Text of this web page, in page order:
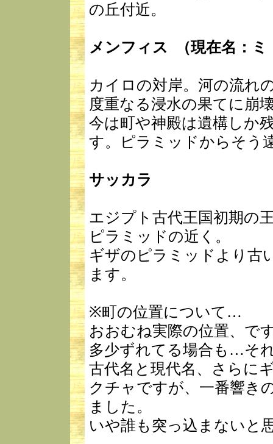
の丘付近。
メンフィス （現在名：
カイロの対岸。河の流れ
度重なる浸水の果てに崩
今は町や神殿は遺構しか
す。ピラミッドからそう
サッカラ
エジプト古代王国初期の
ピラミッドの近く。
ギザのピラミッドより古
ます。
※町の位置について…
おおむね実際の位置、で
多少ずれてる場合も…そ
古代名と現代名、さらに
クチャですが、一番響き
ました。
いや誰も突っ込まないと